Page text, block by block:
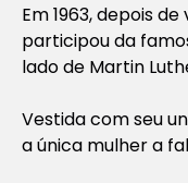
Em 1963, depois
participou da
lado de Martin
Vestida com seu
a única mulher a